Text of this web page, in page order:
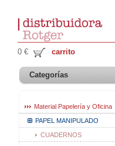
0 € carrito
Categorías
Material Papelería y Oficina
PAPEL MANIPULADO
CUADERNOS